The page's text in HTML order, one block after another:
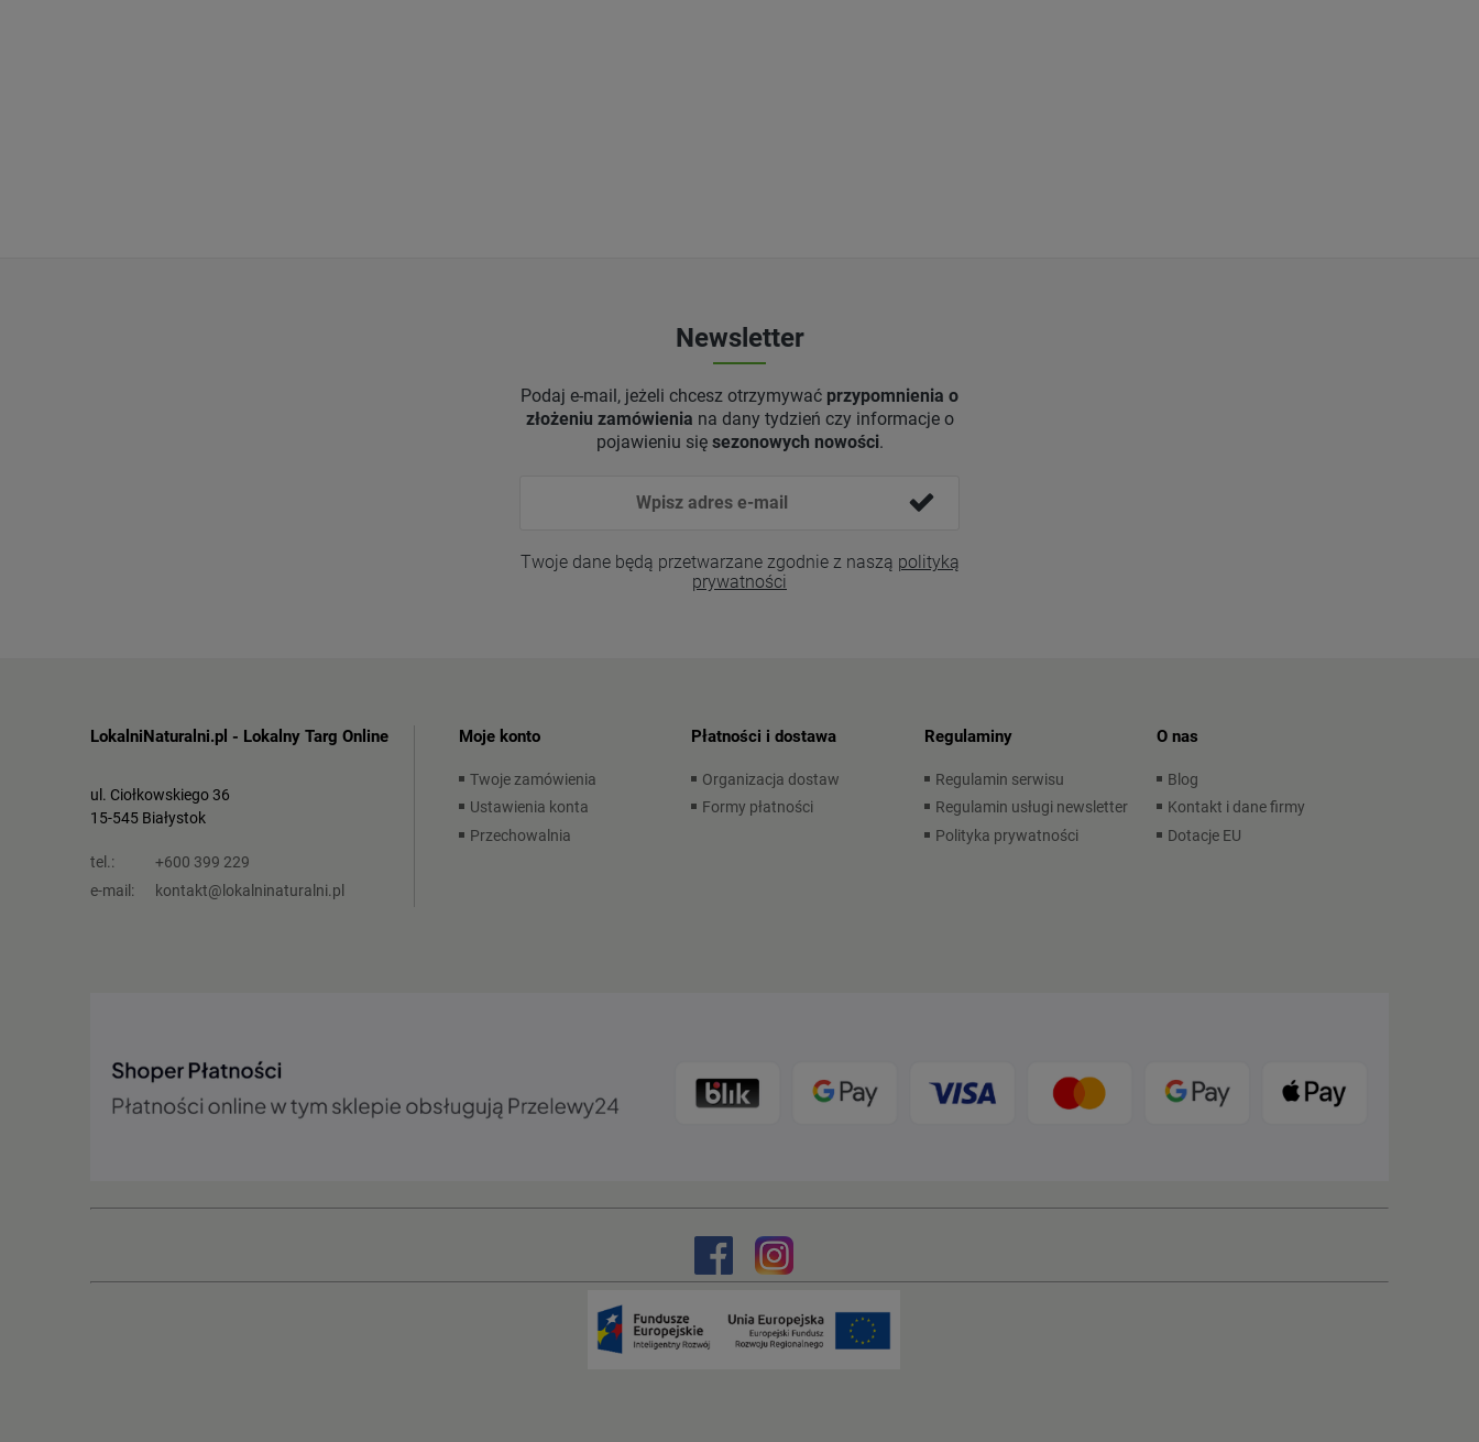
Newsletter
Podaj e-mail, jeżeli chcesz otrzymywać przypomnienia o
złożeniu zamówienia na dany tydzień czy informacje o
pojawieniu się sezonowych nowości.
Twoje dane będą przetwarzane zgodnie z naszą polityką
prywatności
LokalniNaturalni.pl - Lokalny Targ Online
ul. Ciołkowskiego 36
15-545 Białystok
tel.:
+600 399 229
e-mail:
kontakt@lokalninaturalni.pl
Moje konto
Twoje zamówienia
Ustawienia konta
Przechowalnia
Płatności i dostawa
Organizacja dostaw
Formy płatności
Regulaminy
Regulamin serwisu
Regulamin usługi newsletter
Polityka prywatności
O nas
Blog
Kontakt i dane firmy
Dotacje EU